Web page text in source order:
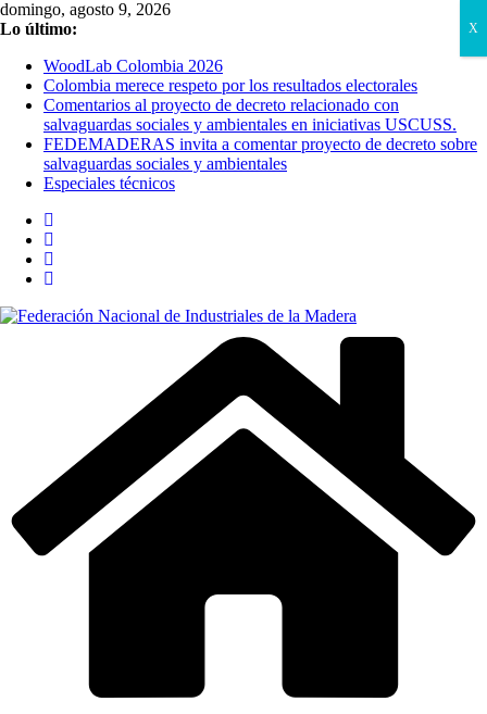
Saltar
al
domingo, agosto 9, 2026
Lo último:
WoodLab Colombia 2026
Colombia merece respeto por los resultados electorales
Comentarios al proyecto de decreto relacionado con
salvaguardas sociales y ambientales en iniciativas USCUSS.
FEDEMADERAS invita a comentar proyecto de decreto sobre
salvaguardas sociales y ambientales
Especiales técnicos
X